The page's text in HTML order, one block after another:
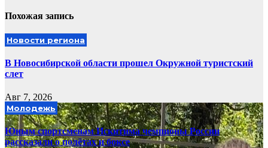
Похожая запись
Новости региона
В Новосибирской области прошел Окружной туристский
слет
Авг 7, 2026
Молодежь
Юным спортсменам Искитима чемпионы России
рассказали о полётах и боксе